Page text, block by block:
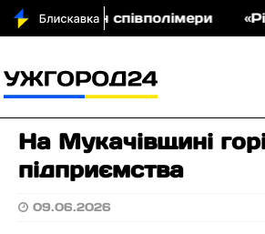
аукціон співполімери
На Мукачівщині
підприємства
09.06.2026